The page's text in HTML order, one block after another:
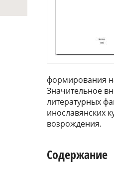
формирования
Значительное
литературных
инославянских
возрождения.
Содержание